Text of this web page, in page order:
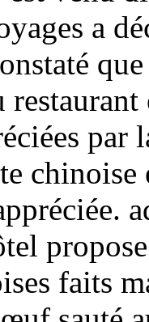
a
par
faits